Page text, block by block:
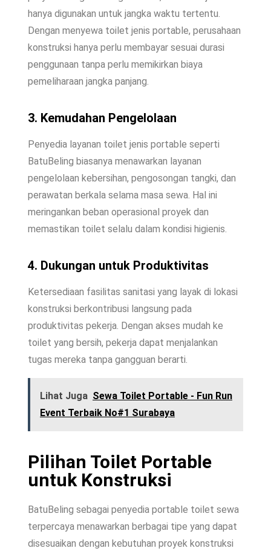
hanya digunakan untuk jangka waktu tertentu.
Dengan menyewa toilet jenis portable, perusahaan
konstruksi hanya perlu membayar sesuai durasi
penggunaan tanpa perlu memikirkan biaya
pemeliharaan jangka panjang.
3. Kemudahan Pengelolaan
Penyedia layanan toilet jenis portable seperti
BatuBeling biasanya menawarkan layanan
pengelolaan kebersihan, pengosongan tangki, dan
perawatan berkala selama masa sewa. Hal ini
meringankan beban operasional proyek dan
memastikan toilet selalu dalam kondisi higienis.
4. Dukungan untuk Produktivitas
Ketersediaan fasilitas sanitasi yang layak di lokasi
konstruksi berkontribusi langsung pada
produktivitas pekerja. Dengan akses mudah ke
toilet yang bersih, pekerja dapat menjalankan
tugas mereka tanpa gangguan berarti.
Lihat Juga Sewa Toilet Portable - Fun Run
Event Terbaik No#1 Surabaya
Pilihan Toilet Portable
untuk Konstruksi
BatuBeling sebagai penyedia portable toilet sewa
terpercaya menawarkan berbagai tipe yang dapat
disesuaikan dengan kebutuhan proyek konstruksi